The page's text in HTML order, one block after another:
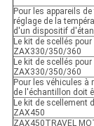
Pour les appareils
réglage de la
d'un dispositif
Le kit de scellés
ZAX330/350/360
Le kit de scellés
ZAX330/350/360
Pour les véhicules à
de l'échantillon doit
Le kit de scellement
ZAX450
ZAX450TRAVEL